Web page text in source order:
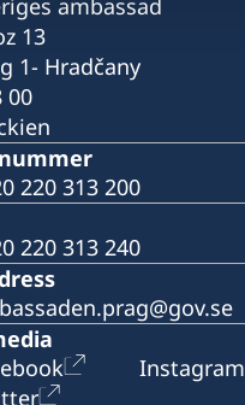
ambassad
13
1- Hradčany
00
220 313 200
220 313 240
Instagram